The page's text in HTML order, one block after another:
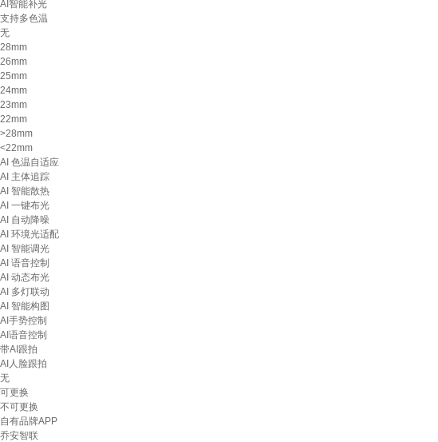
AI智能补光
支持多色温
无
28mm
26mm
25mm
24mm
23mm
22mm
>28mm
<22mm
AI 色温自适应
AI 主体追踪
AI 智能散热
AI 一键布光
AI 自动降噪
AI 环境光适配
AI 智能调光
AI 语音控制
AI 动态布光
AI 多灯联动
AI 智能构图
AI手势控制
AI语音控制
带AI跟拍
AI人脸跟拍
无
可更换
不可更换
自有品牌APP
乔安智联